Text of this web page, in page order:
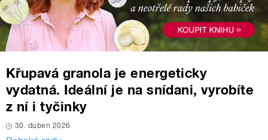
Křupavá granola je energeticky
vydatná. Ideální je na snídani, vyrobíte
z ní i tyčinky
30. duben 2026